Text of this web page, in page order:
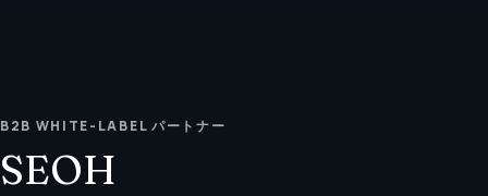
B2B WHITE-LABEL パートナー
SEOH